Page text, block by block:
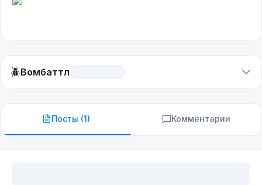
🪲Вомбаттл
Посты (1) Комментарии